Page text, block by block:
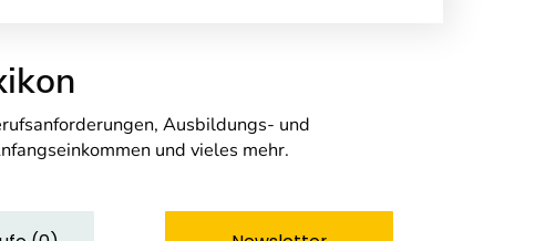
Ausbildungs- und
und vieles mehr.